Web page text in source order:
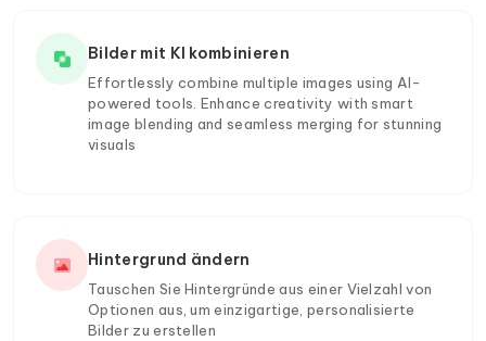
Bilder mit KI kombinieren
Effortlessly combine multiple images using AI-
powered tools. Enhance creativity with smart
image blending and seamless merging for stunning
visuals
Hintergrund ändern
Tauschen Sie Hintergründe aus einer Vielzahl von
Optionen aus, um einzigartige, personalisierte
Bilder zu erstellen